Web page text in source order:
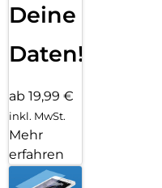
Deine
Daten!
ab 19,99 €
inkl. MwSt.
Mehr
erfahren